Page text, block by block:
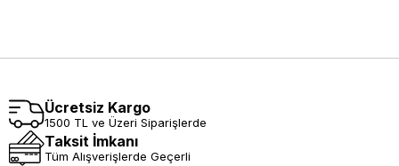
Ücretsiz Kargo
1500 TL ve Üzeri Siparişlerde
Taksit İmkanı
Tüm Alışverişlerde Geçerli